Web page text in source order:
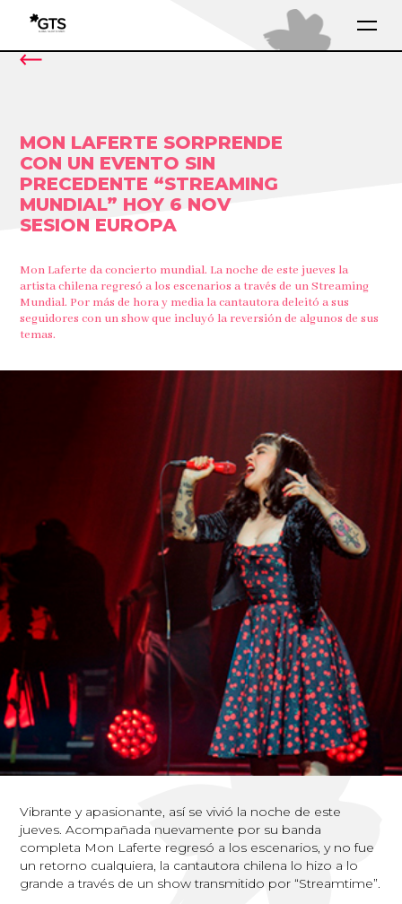
MON LAFERTE SORPRENDE
CON UN EVENTO SIN
PRECEDENTE “STREAMING
MUNDIAL” HOY 6 NOV
SESION EUROPA
Mon Laferte da concierto mundial. La noche de este jueves la
artista chilena regresó a los escenarios a través de un Streaming
Mundial. Por más de hora y media la cantautora deleitó a sus
seguidores con un show que incluyó la reversión de algunos de sus
temas.
Vibrante y apasionante, así se vivió la noche de este
jueves. Acompañada nuevamente por su banda
completa Mon Laferte regresó a los escenarios, y no fue
un retorno cualquiera, la cantautora chilena lo hizo a lo
grande a través de un show transmitido por “Streamtime”.